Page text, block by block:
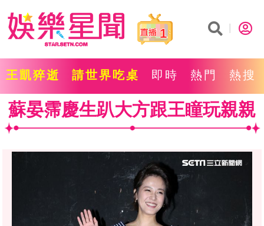
1
王凱猝逝 請世界吃桌 即時 熱門 熱搜
蘇晏霈慶生趴大方跟王瞳玩親親